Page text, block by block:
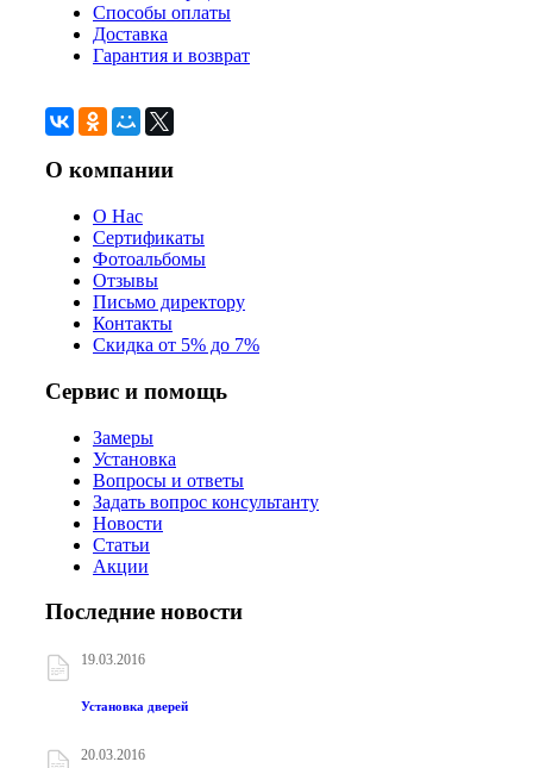
Способы оплаты
Доставка
Гарантия и возврат
О компании
О Нас
Сертификаты
Фотоальбомы
Отзывы
Письмо директору
Контакты
Скидка от 5% до 7%
Сервис и помощь
Замеры
Установка
Вопросы и ответы
Задать вопрос консультанту
Новости
Статьи
Акции
Последние новости
19.03.2016
Установка дверей
20.03.2016